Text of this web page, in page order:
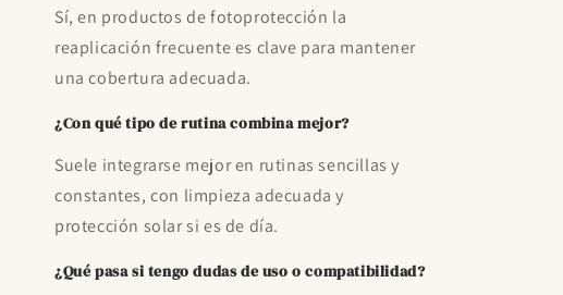
Sí, en productos de fotoprotección la
reaplicación frecuente es clave para mantener
una cobertura adecuada.
¿Con qué tipo de rutina combina mejor?
Suele integrarse mejor en rutinas sencillas y
constantes, con limpieza adecuada y
protección solar si es de día.
¿Qué pasa si tengo dudas de uso o compatibilidad?